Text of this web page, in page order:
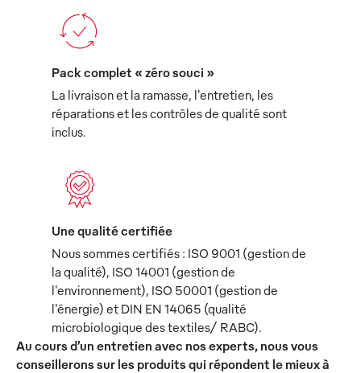
Pack complet « zéro souci »
La livraison et la ramasse, l'entretien, les
réparations et les contrôles de qualité sont
inclus.
Une qualité certifiée
Nous sommes certifiés : ISO 9001 (gestion de
la qualité), ISO 14001 (gestion de
l'environnement), ISO 50001 (gestion de
l'énergie) et DIN EN 14065 (qualité
microbiologique des textiles/ RABC).
Au cours d’un entretien avec nos experts, nous vous
conseillerons sur les produits qui répondent le mieux à